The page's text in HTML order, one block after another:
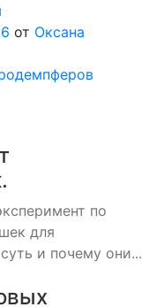
от Оксана
по
для
и почему они...